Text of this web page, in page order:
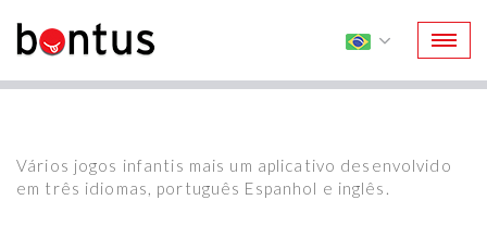
Vários jogos infantis mais um aplicativo desenvolvido
em três idiomas, português Espanhol e inglês.